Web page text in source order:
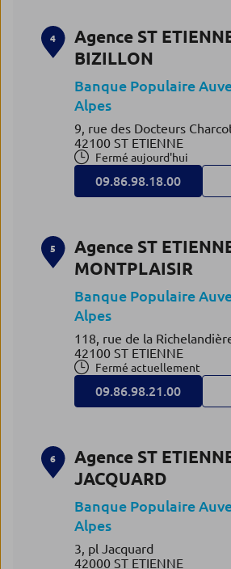
4
Agence ST
BIZILLON
Banque Populaire
Alpes
9, rue des Docteurs
42100 ST ETIENNE
Fermé aujourd'hui
09.86.98.18.00
5
Agence ST
MONTPLAISIR
Banque Populaire
Alpes
118, rue de la
42100 ST ETIENNE
Fermé actuellement
09.86.98.21.00
6
Agence ST
JACQUARD
Banque Populaire
Alpes
3, pl Jacquard
42000 ST ETIENNE